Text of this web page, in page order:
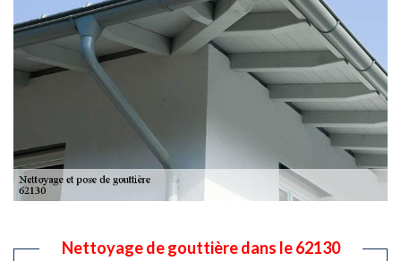
Nettoyage de gouttière dans le 62130